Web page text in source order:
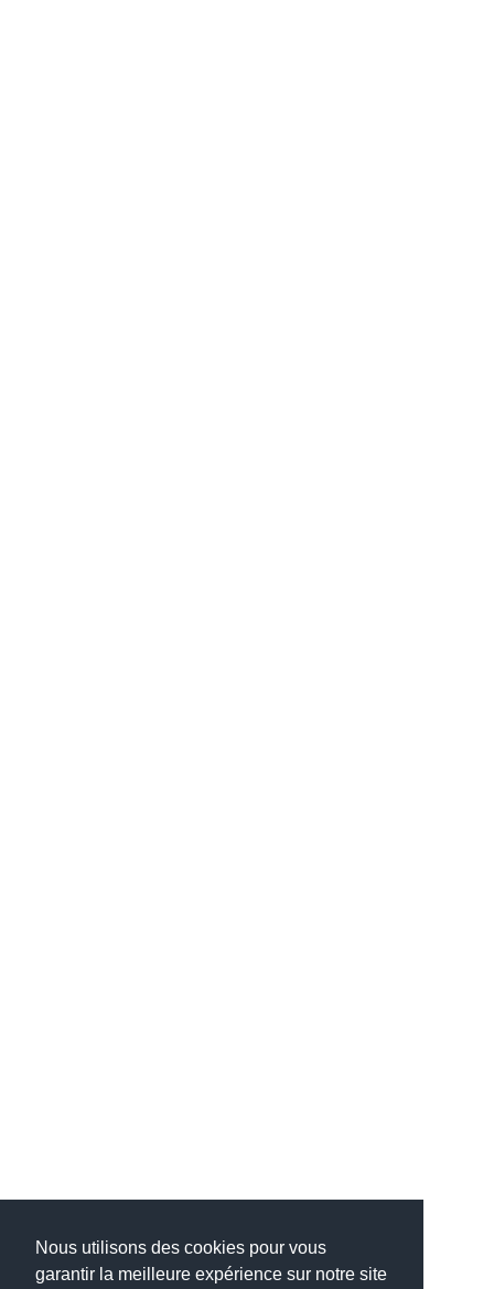
Nous utilisons des cookies pour vous
garantir la meilleure expérience sur notre site